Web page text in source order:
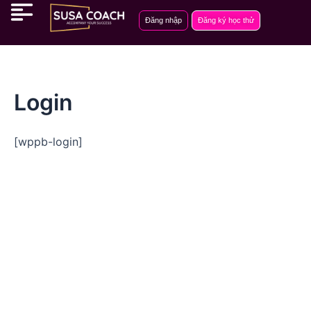
Nhảy
nội
Đăng nhập Đăng ký học thử
Login
[wppb-login]